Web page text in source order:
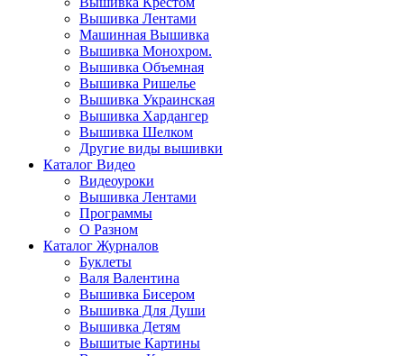
Вышивка Лентами
Машинная Вышивка
Вышивка Монохром.
Вышивка Объемная
Вышивка Ришелье
Вышивка Украинская
Вышивка Хардангер
Вышивка Шелком
Другие виды вышивки
Каталог Видео
Видеоуроки
Вышивка Лентами
Программы
О Разном
Каталог Журналов
Буклеты
Валя Валентина
Вышивка Бисером
Вышивка Для Души
Вышивка Детям
Вышитые Картины